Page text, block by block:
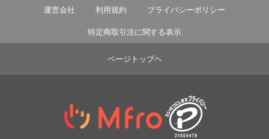
運営会社 利用規約 プライバシーポリシー
特定商取引法に関する表示
ページトップヘ